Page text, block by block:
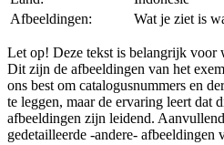
Afbeeldingen:
Wat je ziet is
Let op! Deze tekst is belangrijk voor
Dit zijn de afbeeldingen van het
ons best om catalogusnummers en
te leggen, maar de ervaring leert dat
afbeeldingen zijn leidend.
gedetailleerde -andere- afbeeldingen